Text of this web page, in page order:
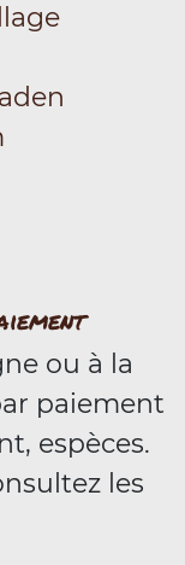
ou à la
paiement
espèces.
les